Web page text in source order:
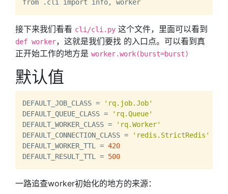
接下来我们看看 cli/cli.py 这个文件，里面可以看到
def worker，这就是我们要找 的入口点。可以看到真
正开始工作的地方是 worker.work(burst=burst)
默认值
DEFAULT_JOB_CLASS =
'rq.job.Job'
DEFAULT_QUEUE_CLASS =
'rq.Queue'
DEFAULT_WORKER_CLASS =
'rq.Worker'
DEFAULT_CONNECTION_CLASS =
'redis.StrictRedis'
DEFAULT_WORKER_TTL = 420
DEFAULT_RESULT_TTL = 500
一路追查worker初始化的地方的来源：